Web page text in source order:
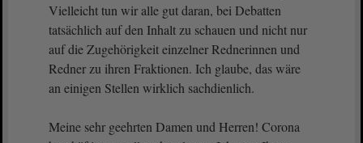
Vielleicht tun wir alle gut daran, bei Debatten
tatsächlich auf den Inhalt zu schauen und nicht nur
auf die Zugehörigkeit einzelner Rednerinnen und
Redner zu ihren Fraktionen. Ich glaube, das wäre
an einigen Stellen wirklich sachdienlich.
Meine sehr geehrten Damen und Herren! Corona